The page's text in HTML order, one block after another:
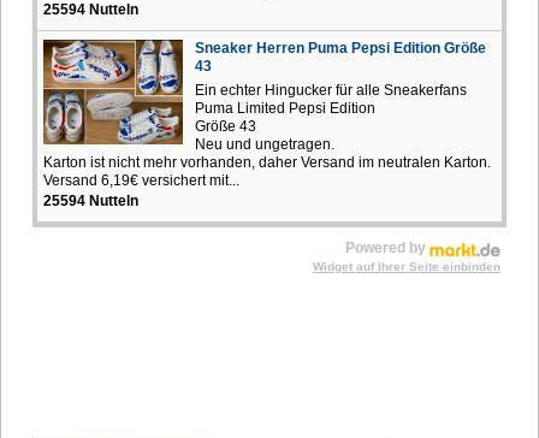
25594 Nutteln
Sneaker Herren Puma Pepsi Edition Größe
43
Ein echter Hingucker für alle Sneakerfans
Puma Limited Pepsi Edition
Größe 43
Neu und ungetragen.
Karton ist nicht mehr vorhanden, daher Versand im neutralen Karton.
Versand 6,19€ versichert mit...
25594 Nutteln
Powered by
Widget auf Ihrer Seite einbinden